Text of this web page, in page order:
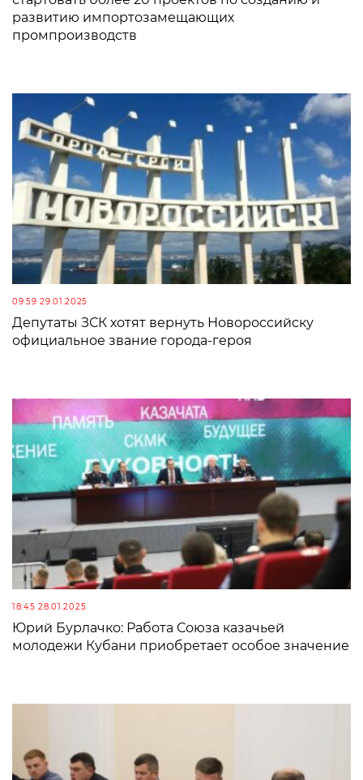
развитию импортозамещающих
промпроизводств
09:59 29.01.2025
Депутаты ЗСК хотят вернуть Новороссийску
официальное звание города-героя
18:45 28.01.2025
Юрий Бурлачко: Работа Союза казачьей
молодежи Кубани приобретает особое значение